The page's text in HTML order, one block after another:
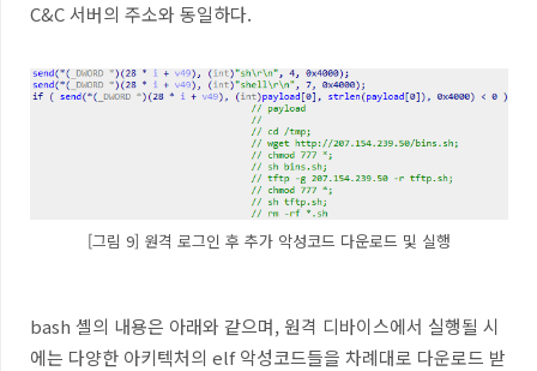
C&C서버의 주소와 동일하다.
[그림 9] 원격 로그인 후 추가 악성코드 다운로드 및 실행
bash 셸의 내용은 아래와 같으며, 원격 디바이스에서 실행될 시
에는 다양한 아키텍처의 elf악성코드들을 차례대로 다운로드 받